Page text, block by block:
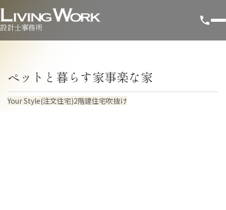
設計士事務所
ペットと暮らす家事楽な家
Your Style(注文住宅)2階建住宅吹抜け